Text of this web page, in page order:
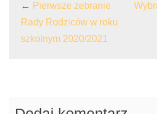
← Pierwsze zebranie
Rady Rodziców w roku
szkolnym 2020/2021